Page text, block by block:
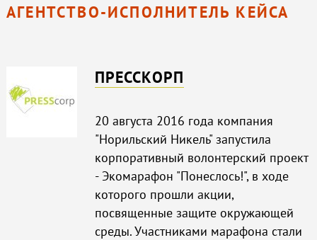
АГЕНТСТВО-ИСПОЛНИТЕЛЬ КЕЙСА
ПРЕССКОРП
20 августа 2016 года компания
"Норильский Никель" запустила
корпоративный волонтерский проект
- Экомарафон "Понеслось!", в ходе
которого прошли акции,
посвященные защите окружающей
среды. Участниками марафона стали